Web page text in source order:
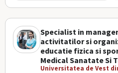
Specialist in
activitatilor si
educatie fizica si
Medical Sanatate Si
Universitatea de Vest